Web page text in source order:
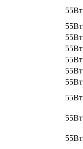
55Вт
55Вт
55Вт
55Вт
55Вт
55Вт
55Вт
55Вт
55Вт
55Вт